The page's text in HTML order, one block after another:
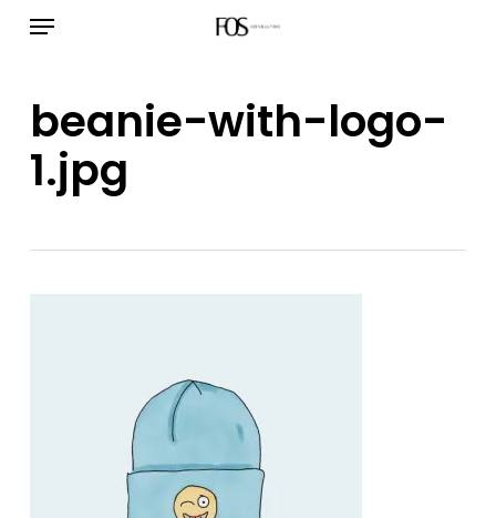
principal
Menú
beanie-with-logo-
1.jpg